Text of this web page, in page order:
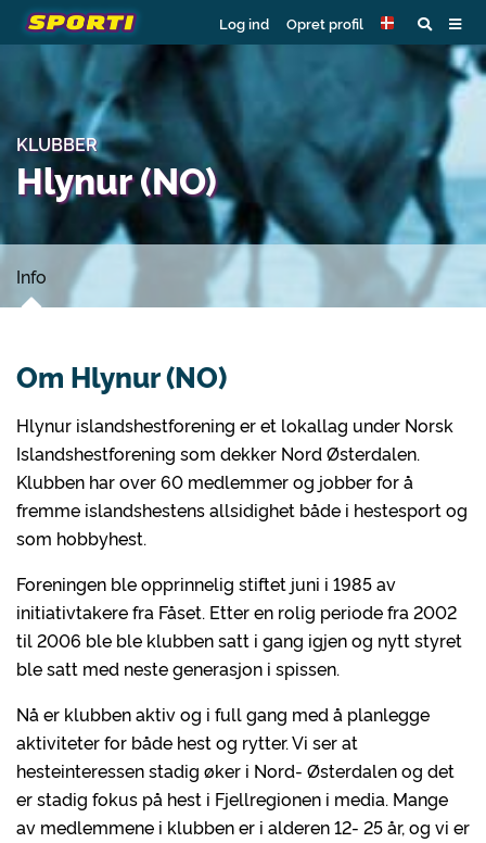
Log ind Opret profil
KLUBBER
Hlynur (NO)
Info
Om Hlynur (NO)
Hlynur islandshestforening er et lokallag under Norsk
Islandshestforening som dekker Nord Østerdalen.
Klubben har over 60 medlemmer og jobber for å
fremme islandshestens allsidighet både i hestesport og
som hobbyhest.
Foreningen ble opprinnelig stiftet juni i 1985 av
initiativtakere fra Fåset. Etter en rolig periode fra 2002
til 2006 ble ble klubben satt i gang igjen og nytt styret
ble satt med neste generasjon i spissen.
Nå er klubben aktiv og i full gang med å planlegge
aktiviteter for både hest og rytter. Vi ser at
hesteinteressen stadig øker i Nord- Østerdalen og det
er stadig fokus på hest i Fjellregionen i media. Mange
av medlemmene i klubben er i alderen 12- 25 år, og vi er